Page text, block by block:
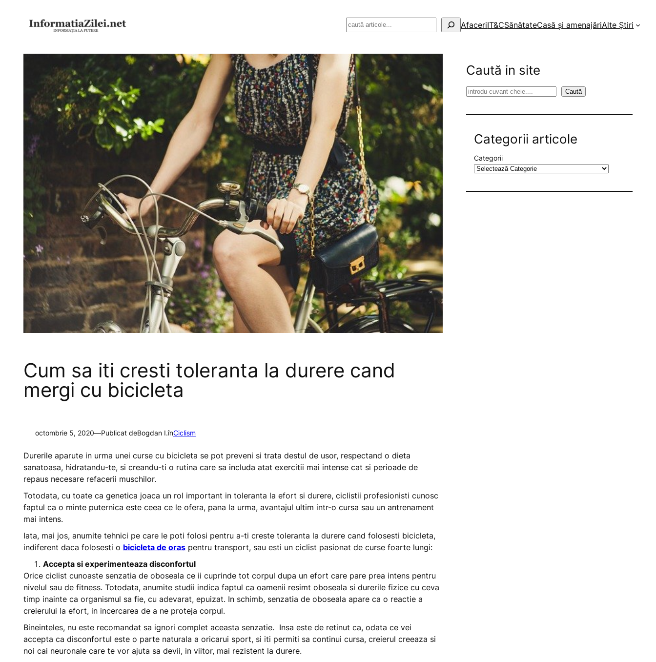
Search AfaceriIT&CSănătateCasă și amenajăriAlte Știri
Cum sa iti cresti toleranta la durere cand
mergi cu bicicleta
octombrie 5, 2020—Publicat deBogdan I.înCiclism
Durerile aparute in urma unei curse cu bicicleta se pot preveni si trata destul de usor, respectand o dieta
sanatoasa, hidratandu-te, si creandu-ti o rutina care sa includa atat exercitii mai intense cat si perioade de
repaus necesare refacerii muschilor.
Totodata, cu toate ca genetica joaca un rol important in toleranta la efort si durere, ciclistii profesionisti cunosc
faptul ca o minte puternica este ceea ce le ofera, pana la urma, avantajul ultim intr-o cursa sau un antrenament
mai intens.
Iata, mai jos, anumite tehnici pe care le poti folosi pentru a-ti creste toleranta la durere cand folosesti bicicleta,
indiferent daca folosesti o bicicleta de oras pentru transport, sau esti un ciclist pasionat de curse foarte lungi:
Accepta si experimenteaza disconfortul
Orice ciclist cunoaste senzatia de oboseala ce ii cuprinde tot corpul dupa un efort care pare prea intens pentru
nivelul sau de fitness. Totodata, anumite studii indica faptul ca oamenii resimt oboseala si durerile fizice cu ceva
timp inainte ca organismul sa fie, cu adevarat, epuizat. In schimb, senzatia de oboseala apare ca o reactie a
creierului la efort, in incercarea de a ne proteja corpul.
Bineinteles, nu este recomandat sa ignori complet aceasta senzatie. Insa este de retinut ca, odata ce vei
accepta ca disconfortul este o parte naturala a oricarui sport, si iti permiti sa continui cursa, creierul creeaza si
noi cai neuronale care te vor ajuta sa devii, in viitor, mai rezistent la durere.
Caută in site
S
a
Caută
Categorii articole
Categorii